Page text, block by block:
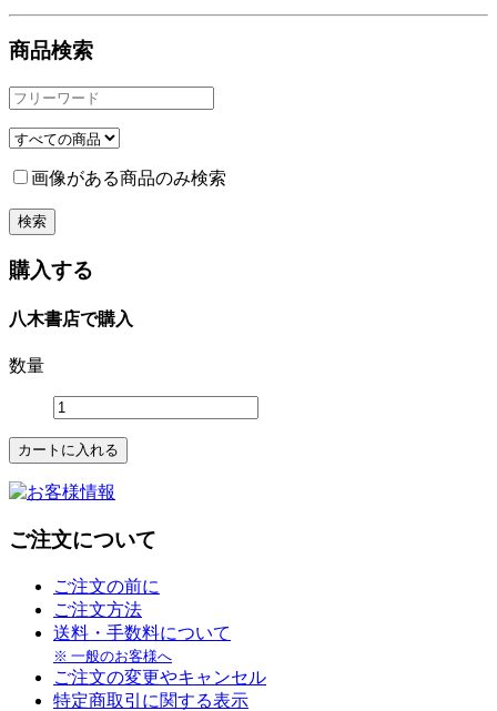
商品検索
画像がある商品のみ検索
購入する
八木書店で購入
数量
ご注文について
ご注文の前に
ご注文方法
送料・手数料について
※ 一般のお客様へ
ご注文の変更やキャンセル
特定商取引に関する表示